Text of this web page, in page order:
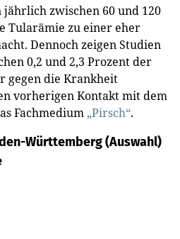
zwischen 60 und 120
Tularämie zu einer eher
Dennoch zeigen Studien
0,2 und 2,3 Prozent der
gegen die Krankheit
vorherigen Kontakt mit dem
Fachmedium „Pirsch“.
Württemberg (Auswahl)